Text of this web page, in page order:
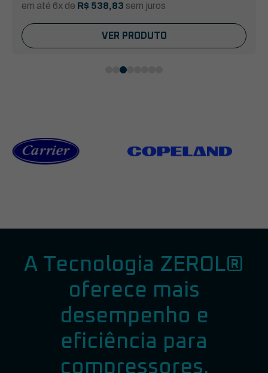
em até 6x de R$ 538,83 sem juros
VER PRODUTO
A Tecnologia ZEROL®
oferece mais
desempenho e
eficiência para
compressores.